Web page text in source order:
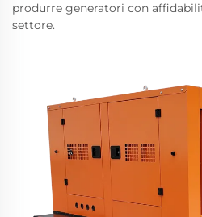
produrre generatori con
settore.